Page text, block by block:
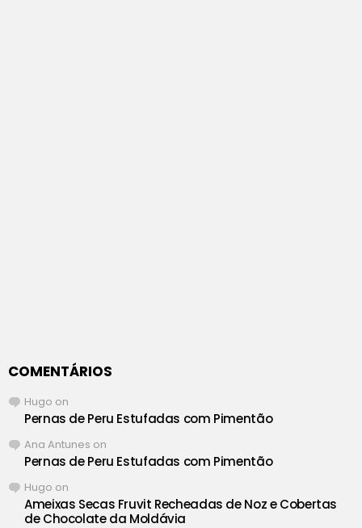
COMENTÁRIOS
Hugo on
Pernas de Peru Estufadas com Pimentão
Ana Antunes on
Pernas de Peru Estufadas com Pimentão
Hugo on
Ameixas Secas Fruvit Recheadas de Noz e Cobertas
de Chocolate da Moldávia